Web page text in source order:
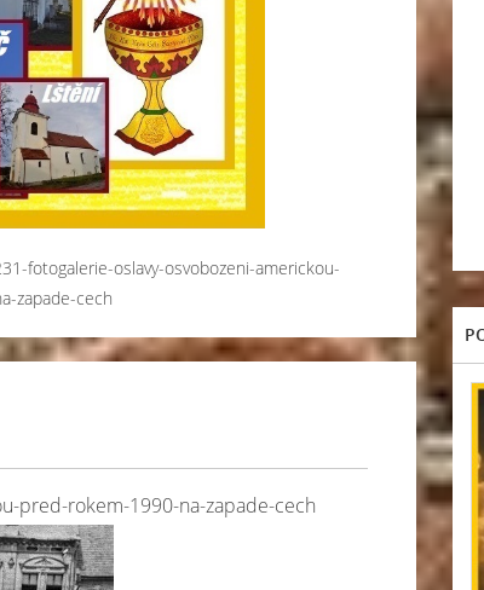
fotogalerie-oslavy-osvobozeni-americkou-
zapade-cech
pred-rokem-1990-na-zapade-cech